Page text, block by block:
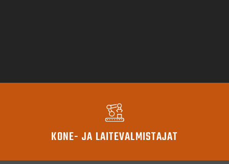
KONE- JA LAITEVALMISTAJAT